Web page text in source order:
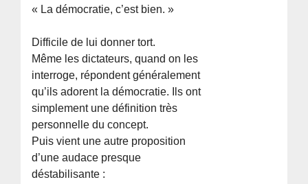
« La démocratie, c’est bien. »
Difficile de lui donner tort.
Même les dictateurs, quand on les
interroge, répondent généralement
qu’ils adorent la démocratie. Ils ont
simplement une définition très
personnelle du concept.
Puis vient une autre proposition
d’une audace presque
déstabilisante :